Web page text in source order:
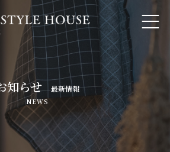
ていること
然素材でつくる注文住宅
知らせ 最新情報
NEWS